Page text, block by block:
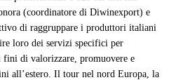
(coordinatore di Diwinexport) e
di raggruppare i produttori italiani
loro dei servizi specifici per
fini di valorizzare, promuovere e
all’estero. Il tour nel nord Europa, la